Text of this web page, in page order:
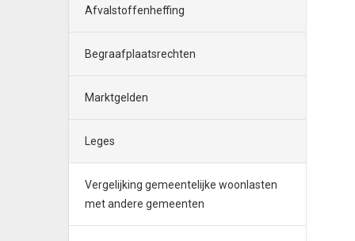
Afvalstoffenheffing
Begraafplaatsrechten
Marktgelden
Leges
Vergelijking gemeentelijke woonlasten
met andere gemeenten